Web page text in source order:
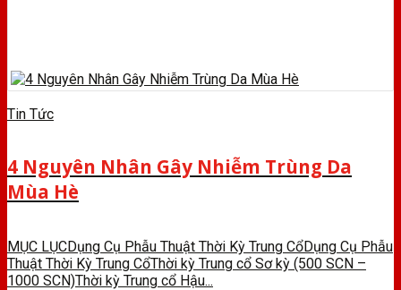
Tin Tức
4 Nguyên Nhân Gây Nhiễm Trùng Da
Mùa Hè
MỤC LỤCDụng Cụ Phẫu Thuật Thời Kỳ Trung CổDụng Cụ Phẫu
Thuật Thời Kỳ Trung CổThời kỳ Trung cổ Sơ kỳ (500 SCN –
1000 SCN)Thời kỳ Trung cổ Hậu...